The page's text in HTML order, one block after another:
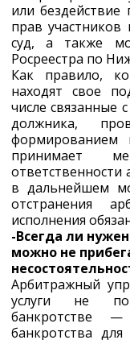
или
прав
суд, а также
Росреестра по
Как правило,
находят свое
числе связанные
должника,
формированием
принимает
в дальнейшем
отстранения
исполнения
-Всегда ли
можно не
Арбитражный
услуги не
банкротстве
банкротства